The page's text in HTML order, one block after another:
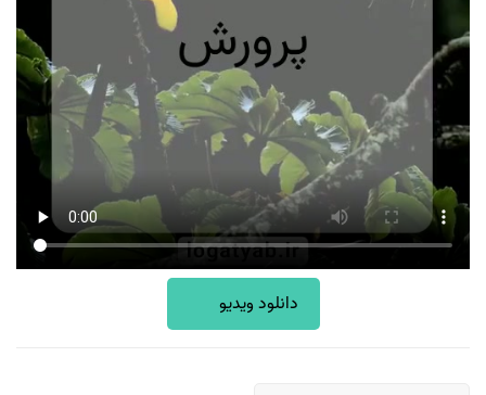
دانلود ویدیو